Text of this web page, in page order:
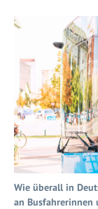
Wie überall in
an Busfahrerinnen